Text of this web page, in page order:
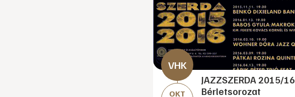
OKT
JAZZSZERDA 2015/16
Bérletsorozat